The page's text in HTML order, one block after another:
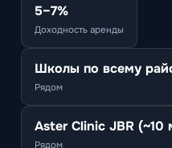
5–7%
Доходность аренды
Школы по всему
Рядом
Aster Clinic JBR (~10
Рядом